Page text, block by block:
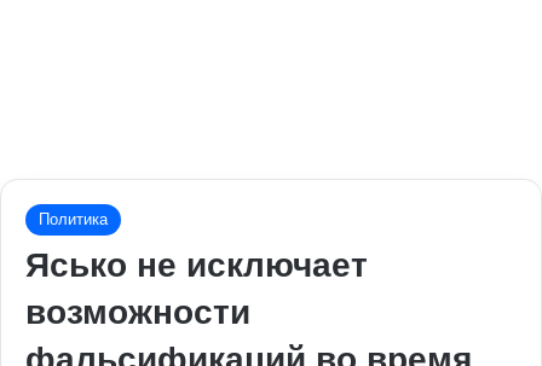
Политика
Ясько не исключает
возможности